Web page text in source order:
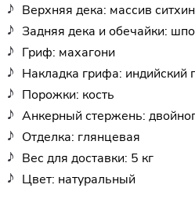
Верхняя дека: массив
Задняя дека и обечайки:
Гриф: махагони
Накладка грифа: индийский
Порожки: кость
Анкерный стержень:
Отделка: глянцевая
Вес для доставки: 5 кг
Цвет: натуральный